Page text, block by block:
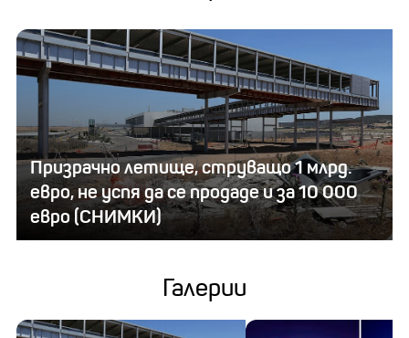
Призрачно летище, струващо 1 млрд.
евро, не успя да се продаде и за 10 000
евро (СНИМКИ)
Галерии